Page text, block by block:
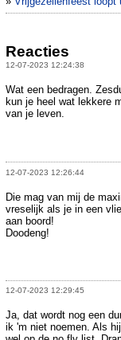
Reacties
12-07-2023 12:24:38
Wat een bedragen.
kun je heel wat lekkere
van je leven.
12-07-2023 12:26:44
Die mag van mij de
vreselijk als je in een
aan boord!
Doodeng!
12-07-2023 12:29:45
Ja, dat wordt nog een
ik 'm niet noemen. Als